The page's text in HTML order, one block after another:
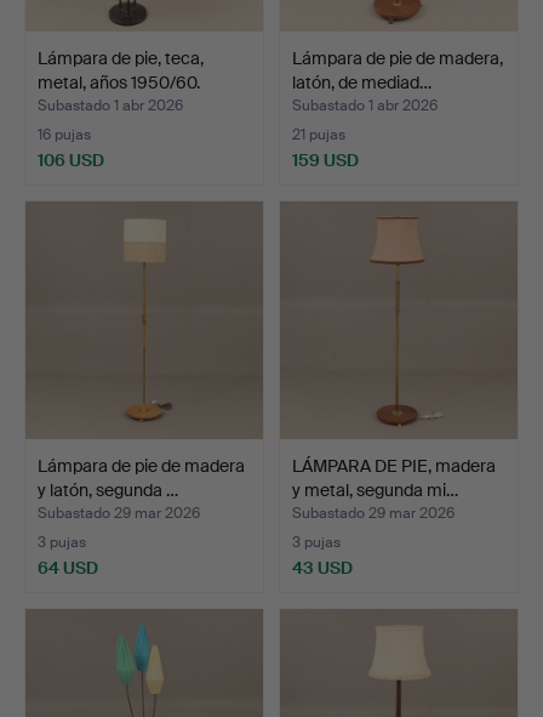
Lámpara de pie, teca,
metal, años 1950/60.
Subastado 1 abr 2026
16 pujas
106 USD
Lámpara de pie de madera,
latón, de mediad…
Subastado 1 abr 2026
21 pujas
159 USD
Lámpara de pie de madera
y latón, segunda …
Subastado 29 mar 2026
3 pujas
64 USD
LÁMPARA DE PIE, madera
y metal, segunda mi…
Subastado 29 mar 2026
3 pujas
43 USD